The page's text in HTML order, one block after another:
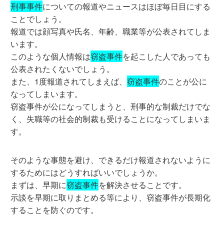
刑事事件についての報道やニュースはほぼ毎日目にする
ことでしょう。
報道では顔写真や氏名、年齢、職業等が公表されてしま
います。
このような個人情報は窃盗事件を起こした人であっても
公表されたくないでしょう。
また、1度報道されてしまえば、窃盗事件のことが公に
なってしまいます。
窃盗事件が公になってしまうと、刑事的な制裁だけでな
く、失職等の社会的制裁も受けることになってしまいま
す。
そのような事態を避け、できるだけ報道されないように
するためにはどうすればいいでしょうか。
まずは、早期に窃盗事件を解決させることです。
示談を早期に取りまとめる等により、窃盗事件が長期化
することを防ぐのです。